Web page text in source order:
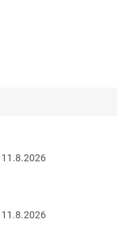
11.8.2026
11.8.2026